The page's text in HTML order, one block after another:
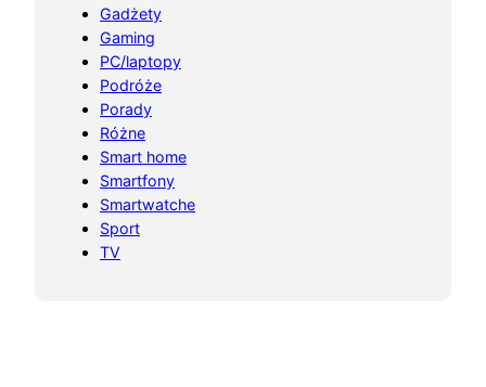
Gadżety
Gaming
PC/laptopy
Podróże
Porady
Różne
Smart home
Smartfony
Smartwatche
Sport
TV